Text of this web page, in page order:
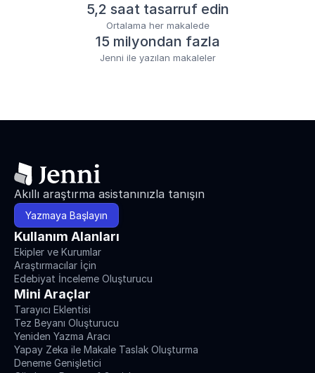
5,2 saat tasarruf edin
Ortalama her makalede
15 milyondan fazla
Jenni ile yazılan makaleler
Akıllı araştırma asistanınızla tanışın
Yazmaya Başlayın
Kullanım Alanları
Ekipler ve Kurumlar
Araştırmacılar İçin
Edebiyat İnceleme Oluşturucu
Mini Araçlar
Tarayıcı Eklentisi
Tez Beyanı Oluşturucu
Yeniden Yazma Aracı
Yapay Zeka ile Makale Taslak Oluşturma
Deneme Genişletici